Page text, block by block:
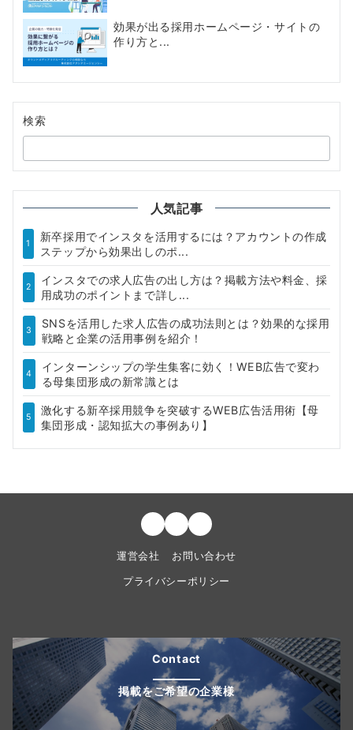
効果が出る採用ホームページ・サイトの
作り方と...
検索
人気記事
1
新卒採用でインスタを活用するには？アカウントの作成
ステップから効果出しのポ...
2
インスタでの求人広告の出し方は？掲載方法や料金、採
用成功のポイントまで詳し...
3
SNSを活用した求人広告の成功法則とは？効果的な採用
戦略と企業の活用事例を紹介！
4
インターンシップの学生集客に効く！WEB広告で変わ
る母集団形成の新常識とは
5
激化する新卒採用競争を突破するWEB広告活用術【母
集団形成・認知拡大の事例あり】
運営会社 お問い合わせ
プライバシーポリシー
Contact
掲載をご希望の企業様